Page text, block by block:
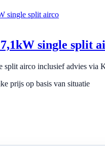
single split airco
single split
airco inclusief advies via
prijs op basis van situatie